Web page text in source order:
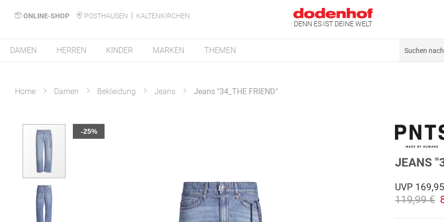
ONLINE-SHOP POSTHAUSEN
KALTENKIRCHEN
DENN ES IST DEINE WELT
DAMEN HERREN KINDER MARKEN THEMEN
Home Damen Bekleidung Jeans Jeans "34_THE FRIEND"
Zum
Ende
Bildergalerie
springen
-25%
JEANS
UVP
119,99 €